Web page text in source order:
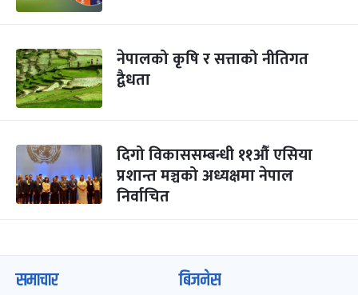
नेपालको कृषि र सत्ताको नीतिगत
द्वैधता
दिगो विकाससम्बन्धी ११औँ एसिया
प्रशान्त मञ्चको अध्यक्षमा नेपाल
निर्वाचित
समाचार बिजनेस